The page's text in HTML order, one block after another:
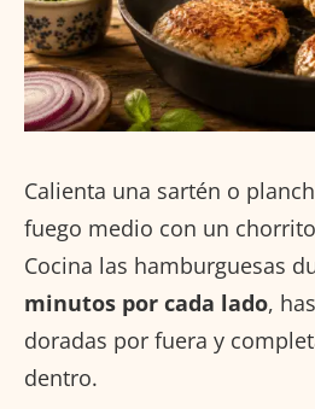
Calienta una sartén o
fuego medio con un
Cocina las hamburguesas
minutos por cada lado,
doradas por fuera y
dentro.